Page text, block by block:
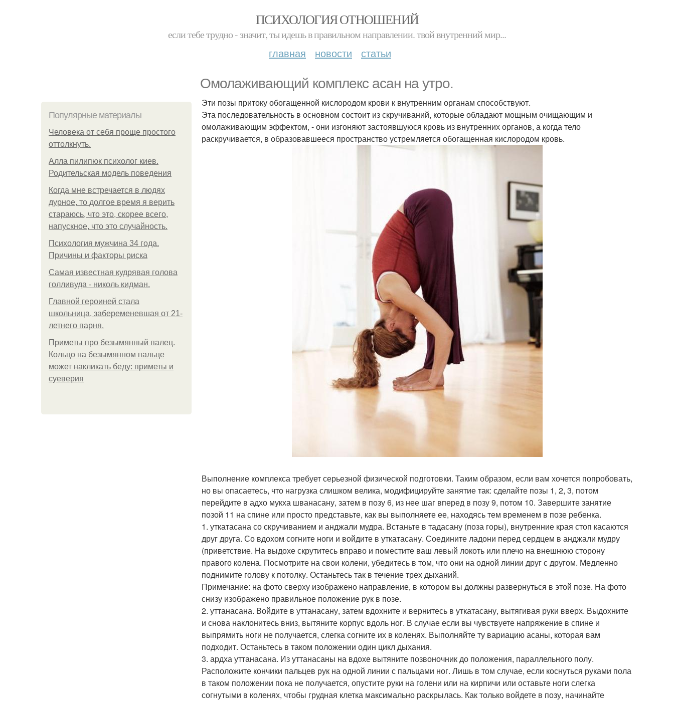
ПСИХОЛОГИЯ ОТНОШЕНИЙ
если тебе трудно - значит, ты идешь в правильном направлении. твой внутренний мир...
главная новости статьи
Омолаживающий комплекс асан на утро.
Популярные материалы
Человека от себя проще простого
оттолкнуть.
Алла пилипюк психолог киев.
Родительская модель поведения
Когда мне встречается в людях
дурное, то долгое время я верить
стараюсь, что это, скорее всего,
напускное, что это случайность.
Психология мужчина 34 года.
Причины и факторы риска
Самая известная кудрявая голова
голливуда - николь кидман.
Главной героиней стала
школьница, забеременевшая от 21-
летнего парня.
Приметы про безымянный палец.
Кольцо на безымянном пальце
может накликать беду: приметы и
суеверия
Эти позы притоку обогащенной кислородом крови к внутренним органам способствуют.
Эта последовательность в основном состоит из скручиваний, которые обладают мощным очищающим и
омолаживающим эффектом, - они изгоняют застоявшуюся кровь из внутренних органов, а когда тело
раскручивается, в образовавшееся пространство устремляется обогащенная кислородом кровь.
Выполнение комплекса требует серьезной физической подготовки. Таким образом, если вам хочется попробовать,
но вы опасаетесь, что нагрузка слишком велика, модифицируйте занятие так: сделайте позы 1, 2, 3, потом
перейдите в адхо мукха шванасану, затем в позу 6, из нее шаг вперед в позу 9, потом 10. Завершите занятие
позой 11 на спине или просто представьте, как вы выполняете ее, находясь тем временем в позе ребенка.
1. уткатасана со скручиванием и анджали мудра. Встаньте в тадасану (поза горы), внутренние края стоп касаются
друг друга. Со вдохом согните ноги и войдите в уткатасану. Соедините ладони перед сердцем в анджали мудру
(приветствие. На выдохе скрутитесь вправо и поместите ваш левый локоть или плечо на внешнюю сторону
правого колена. Посмотрите на свои колени, убедитесь в том, что они на одной линии друг с другом. Медленно
поднимите голову к потолку. Останьтесь так в течение трех дыханий.
Примечание: на фото сверху изображено направление, в котором вы должны развернуться в этой позе. На фото
снизу изображено правильное положение рук в позе.
2. уттанасана. Войдите в уттанасану, затем вдохните и вернитесь в уткатасану, вытягивая руки вверх. Выдохните
и снова наклонитесь вниз, вытяните корпус вдоль ног. В случае если вы чувствуете напряжение в спине и
выпрямить ноги не получается, слегка согните их в коленях. Выполняйте ту вариацию асаны, которая вам
подходит. Останьтесь в таком положении один цикл дыхания.
3. ардха уттанасана. Из уттанасаны на вдохе вытяните позвоночник до положения, параллельного полу.
Расположите кончики пальцев рук на одной линии с пальцами ног. Лишь в том случае, если коснуться руками пола
в таком положении пока не получается, опустите руки на голени или на кирпичи или оставьте ноги слегка
согнутыми в коленях, чтобы грудная клетка максимально раскрылась. Как только войдете в позу, начинайте